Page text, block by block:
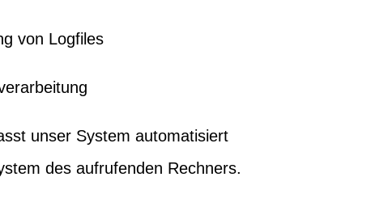
von Logfiles
unser System automatisiert
des aufrufenden Rechners.